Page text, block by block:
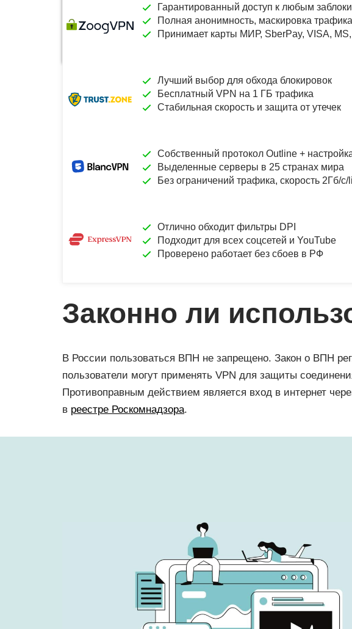
Гарантированный доступ к любым
Полная анонимность, маскировка трафика
Принимает карты МИР, SberPay, VISA,
Лучший выбор для обхода блокировок
Бесплатный VPN на 1 ГБ трафика
Стабильная скорость и защита от утечек
Собственный протокол Outline +
Выделенные серверы в 25 странах мира
Без ограничений трафика, скорость 2Гб/с/
Отлично обходит фильтры DPI
Подходит для всех соцсетей и YouTube
Проверено работает без сбоев в РФ
Законно ли
В России пользоваться ВПН не запрещено. Закон о ВПН
пользователи могут применять VPN для защиты
Противоправным действием является вход в интернет
в реестре Роскомнадзора.